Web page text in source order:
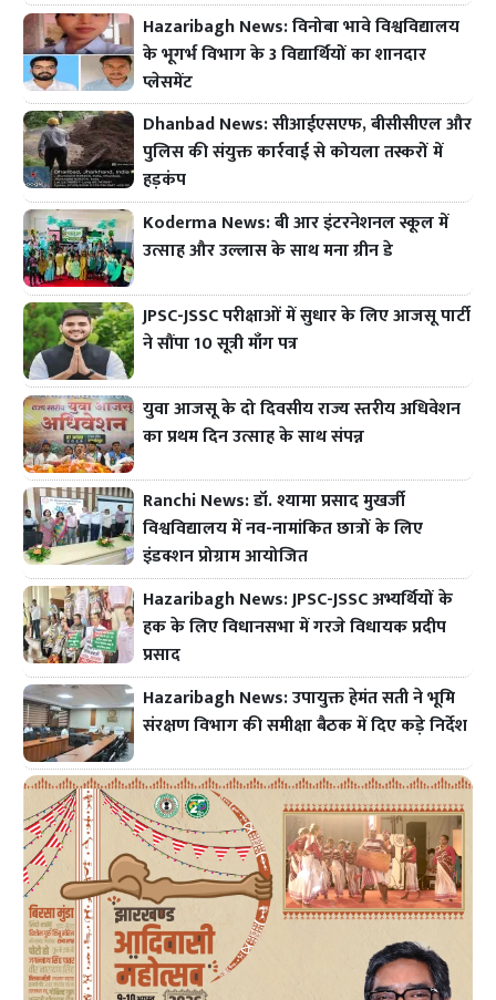
Hazaribagh News: विनोबा भावे विश्वविद्यालय
के भूगर्भ विभाग के 3 विद्यार्थियों का शानदार
प्लेसमेंट
Dhanbad News: सीआईएसएफ, बीसीसीएल और
पुलिस की संयुक्त कार्रवाई से कोयला तस्करों में
हड़कंप
Koderma News: बी आर इंटरनेशनल स्कूल में
उत्साह और उल्लास के साथ मना ग्रीन डे
JPSC-JSSC परीक्षाओं में सुधार के लिए आजसू पार्टी
ने सौंपा 10 सूत्री माँग पत्र
युवा आजसू के दो दिवसीय राज्य स्तरीय अधिवेशन
का प्रथम दिन उत्साह के साथ संपन्न
Ranchi News: डॉ. श्यामा प्रसाद मुखर्जी
विश्वविद्यालय में नव-नामांकित छात्रों के लिए
इंडक्शन प्रोग्राम आयोजित
Hazaribagh News: JPSC-JSSC अभ्यर्थियों के
हक के लिए विधानसभा में गरजे विधायक प्रदीप
प्रसाद
Hazaribagh News: उपायुक्त हेमंत सती ने भूमि
संरक्षण विभाग की समीक्षा बैठक में दिए कड़े निर्देश